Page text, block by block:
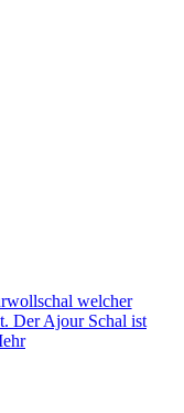
welcher
Der Ajour Schal ist